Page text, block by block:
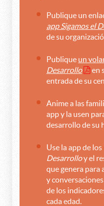
Publique un
app Sigamos el
de su
Publique un
Desarrollo
en
entrada de su
Anime a las
app y la usen
desarrollo de su
Use la app de los
Desarrolloy el
que genera para
y
de los
cada edad.